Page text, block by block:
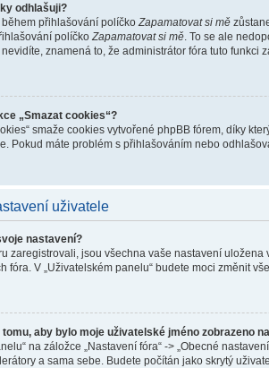
odhlašuji?
přihlašování políčko Zapamatovat si mě
políčko Zapamatovat si mě . To se ale
znamená to, že administrátor fóra tuto funkci
„Smazat cookies“?
smaže cookies vytvořené phpBB fórem, díky
Pokud máte problém s přihlašováním nebo
uživatele
nastavení?
zaregistrovali, jsou všechna vaše nastavení
fóra. V „Uživatelském panelu“ budete moci změnit
aby bylo moje uživatelské jméno zobrazeno
na záložce „Nastavení fóra“ -> „Obecné
a sama sebe. Budete počítán jako skrytý